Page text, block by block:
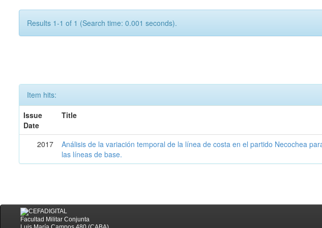
Results 1-1 of 1 (Search time: 0.001 seconds).
Item hits:
Issue
Date
Title
2017
Análisis de la variación temporal de la línea de costa en el partido Necochea
las líneas de base.
Facultad Militar Conjunta